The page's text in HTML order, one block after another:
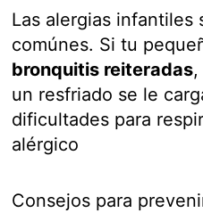
Las alergias infantiles
comúnes. Si tu
bronquitis reiteradas
un resfriado se le
dificultades para
alérgico
Consejos para